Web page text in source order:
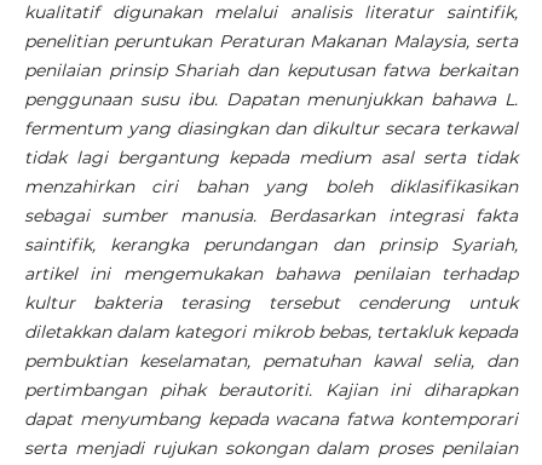
kualitatif digunakan melalui analisis literatur saintifik,
penelitian peruntukan Peraturan Makanan Malaysia, serta
penilaian prinsip Shariah dan keputusan fatwa berkaitan
penggunaan susu ibu. Dapatan menunjukkan bahawa L.
fermentum yang diasingkan dan dikultur secara terkawal
tidak lagi bergantung kepada medium asal serta tidak
menzahirkan ciri bahan yang boleh diklasifikasikan
sebagai sumber manusia. Berdasarkan integrasi fakta
saintifik, kerangka perundangan dan prinsip Syariah,
artikel ini mengemukakan bahawa penilaian terhadap
kultur bakteria terasing tersebut cenderung untuk
diletakkan dalam kategori mikrob bebas, tertakluk kepada
pembuktian keselamatan, pematuhan kawal selia, dan
pertimbangan pihak berautoriti. Kajian ini diharapkan
dapat menyumbang kepada wacana fatwa kontemporari
serta menjadi rujukan sokongan dalam proses penilaian